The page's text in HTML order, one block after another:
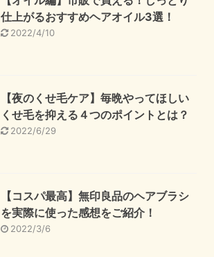
仕上がるおすすめヘアオイル3選！
2022/4/10
【夜のくせ毛ケア】毎晩やってほしい
くせ毛を抑える４つのポイントとは？
2022/6/29
【コスパ最高】無印良品のヘアブラシ
を実際に使った感想をご紹介！
2022/3/6